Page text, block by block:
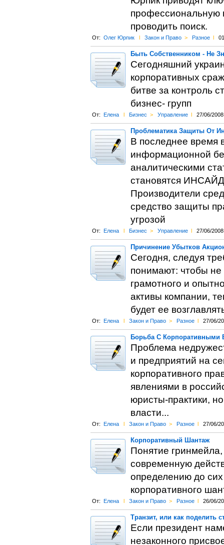
профессиональную
проводить поиск.
От: Олег Юрпик l Закон и Право > Разное l
Быть Собственником - Не
Сегодняшний
корпоративных
битве за контроль
бизнес- групп
От: Елена l Бизнес > Управление l 27/06/2008
Проблематика Защиты От
В последнее время
информационной
аналитическими
становятся
Производители
средство защиты
угрозой
От: Елена l Бизнес > Управление l 27/06/2008
Причинение Убытков
Сегодня, следуя
понимают: чтобы не
грамотного и
активы компании,
будет ее
От: Елена l Закон и Право > Разное l 27/06/
Борьба С Корпоративными
Проблема
и предприятий на
корпоративного
явлениями в
юристы-практики,
власти...
От: Елена l Закон и Право > Разное l 27/06/
Корпоративный Шантаж
Понятие
современную
определению до
корпоративного
От: Елена l Закон и Право > Разное l 26/06/
Транзит, или как поделить
Если президент
незаконного